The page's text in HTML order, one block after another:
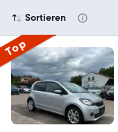
Sortieren
Top